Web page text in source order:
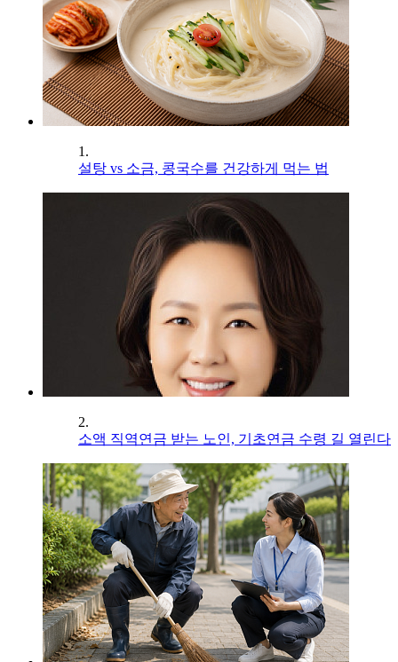
1.
설탕 vs 소금, 콩국수를 건강하게 먹는 법
2.
소액 직역연금 받는 노인, 기초연금 수령 길 열린다